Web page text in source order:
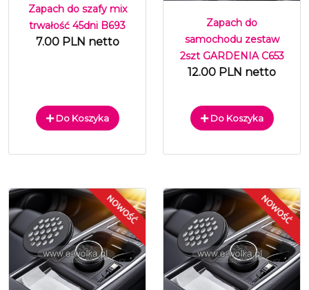
Zapach do szafy mix
trwałość 45dni B693
7.00 PLN netto
Do Koszyka
Zapach do
samochodu zestaw
2szt GARDENIA C653
12.00 PLN netto
Do Koszyka